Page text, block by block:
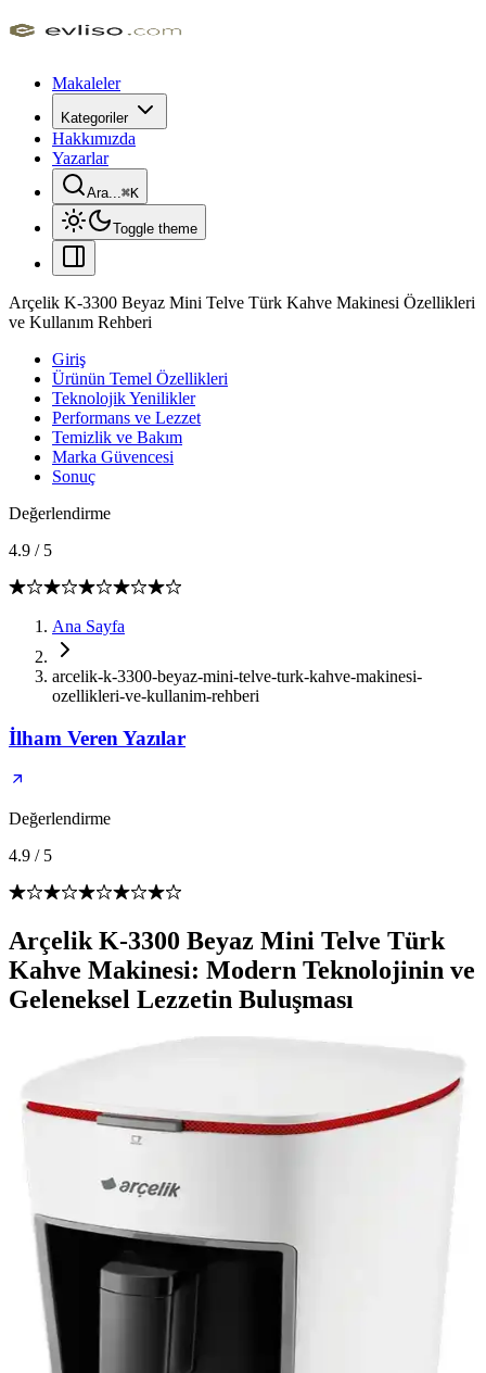
Makaleler
Kategoriler
Hakkımızda
Yazarlar
Ara...⌘K
Toggle theme
Arçelik K-3300 Beyaz Mini Telve Türk Kahve Makinesi Özellikleri
ve Kullanım Rehberi
Giriş
Ürünün Temel Özellikleri
Teknolojik Yenilikler
Performans ve Lezzet
Temizlik ve Bakım
Marka Güvencesi
Sonuç
Değerlendirme
4.9 / 5
Ana Sayfa
arcelik-k-3300-beyaz-mini-telve-turk-kahve-makinesi-
ozellikleri-ve-kullanim-rehberi
İlham Veren Yazılar
Değerlendirme
4.9 / 5
Arçelik K-3300 Beyaz Mini Telve Türk
Kahve Makinesi: Modern Teknolojinin ve
Geleneksel Lezzetin Buluşması